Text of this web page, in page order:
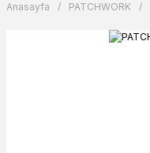
Anasayfa PATCHWORK